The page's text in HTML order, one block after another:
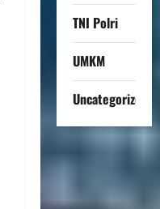
TNI Polri
UMKM
Uncategorized